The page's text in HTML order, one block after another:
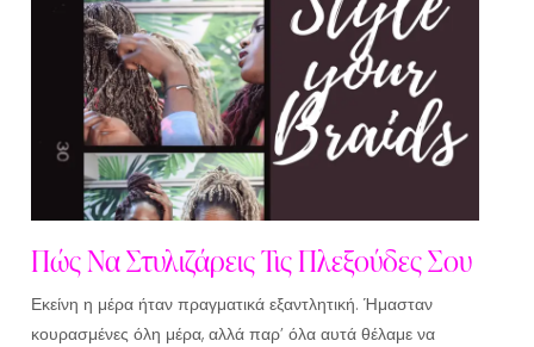
Πώς Να Στυλιζάρεις Τις Πλεξούδες Σου
Εκείνη η μέρα ήταν πραγματικά εξαντλητική. Ήμασταν
κουρασμένες όλη μέρα, αλλά παρ’ όλα αυτά θέλαμε να